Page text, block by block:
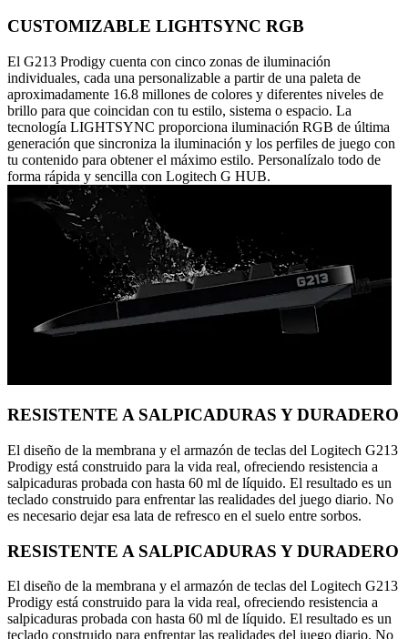
CUSTOMIZABLE LIGHTSYNC RGB
El G213 Prodigy cuenta con cinco zonas de iluminación
individuales, cada una personalizable a partir de una paleta de
aproximadamente 16.8 millones de colores y diferentes niveles de
brillo para que coincidan con tu estilo, sistema o espacio. La
tecnología LIGHTSYNC proporciona iluminación RGB de última
generación que sincroniza la iluminación y los perfiles de juego con
tu contenido para obtener el máximo estilo. Personalízalo todo de
forma rápida y sencilla con Logitech G HUB.
RESISTENTE A SALPICADURAS Y DURADERO
El diseño de la membrana y el armazón de teclas del Logitech G213
Prodigy está construido para la vida real, ofreciendo resistencia a
salpicaduras probada con hasta 60 ml de líquido. El resultado es un
teclado construido para enfrentar las realidades del juego diario. No
es necesario dejar esa lata de refresco en el suelo entre sorbos.
RESISTENTE A SALPICADURAS Y DURADERO
El diseño de la membrana y el armazón de teclas del Logitech G213
Prodigy está construido para la vida real, ofreciendo resistencia a
salpicaduras probada con hasta 60 ml de líquido. El resultado es un
teclado construido para enfrentar las realidades del juego diario. No